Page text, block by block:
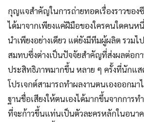
กุญแจสำคัญในการถ่ายทอดเรื่องราวของ
ได้มาจากเพียงแค่ฝีมือของใครคนใดคนห
นำเพียงอย่างเดียว แต่ยังมีทีมผู้ผลิต รวม
สมทบซึ่งต่างเป็นปัจจัยสำคัญที่ส่งผลต่อกา
ประสิทธิภาพมากขึ้น หลาย ๆ ครั้งที่นักแ
โปรเจกต์สามารถทำผลงานตนเองออกมา
ฐานชื่อเสียงให้ตนเองได้มากขึ้นจากการ
ที่จะก้าวขึ้นแท่นเป็นตัวละครหลักในอนา